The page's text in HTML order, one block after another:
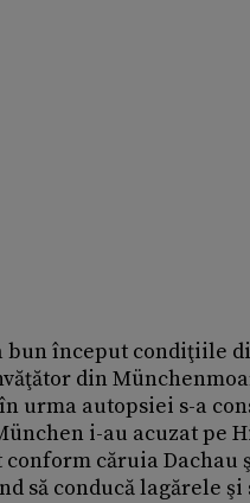
bun început condiţiile
din
urma autopsiei s-a
i-au acuzat pe
conform căruia Dachau
să conducă lagărele